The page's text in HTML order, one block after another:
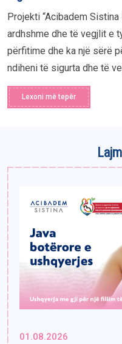
Projekti “Acibadem
ardhshme dhe të vegjlit e
përfitime dhe ka një sërë
ndiheni të sigurta dhe të
Lexoni më tepër
01.08.2026